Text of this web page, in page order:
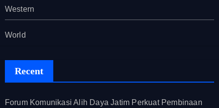
Western
World
Recent
Forum Komunikasi Alih Daya Jatim Perkuat Pembinaan